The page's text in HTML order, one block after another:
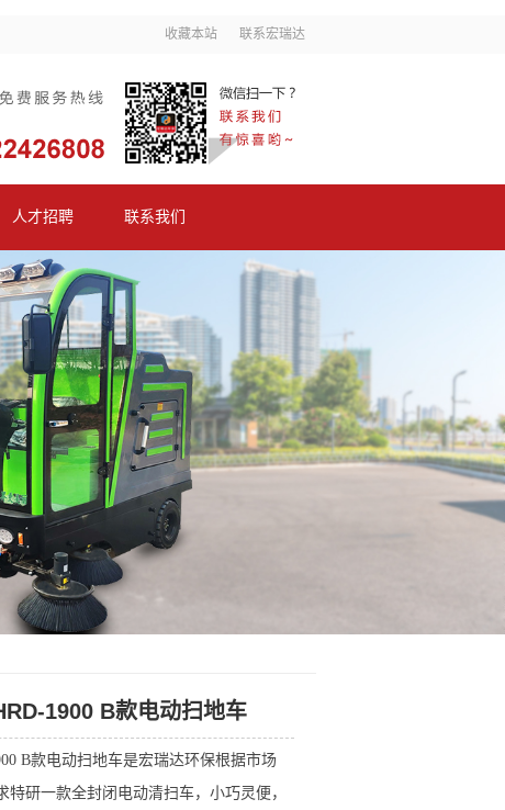
收藏本站 联系宏瑞达
人才招聘 联系我们
1900 B款电动扫地车
B款电动扫地车是宏瑞达环保根据市场
特研一款全封闭电动清扫车，小巧灵便，